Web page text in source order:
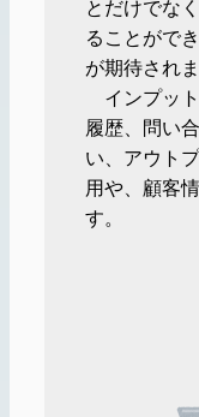
とだけでな
ることがで
が期待されま
インプッ
履歴、問い
い、アウト
用や、顧客
す。